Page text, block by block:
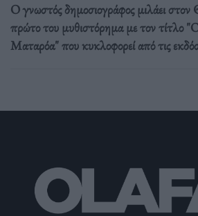
Ο γνωστός δημοσιογράφος μιλάει
πρώτο του μυθιστόρημα με τον τίτλο
Ματαρόα" που κυκλοφορεί από τις